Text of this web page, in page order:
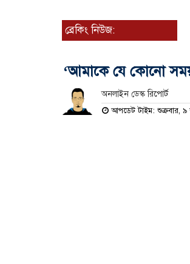
ব্রেকিং নিউজ:
‘আমাকে যে কোনো সময়
অনলাইন ডেস্ক রিপোর্ট
আপডেট টাইম: শুক্রবার, ৯